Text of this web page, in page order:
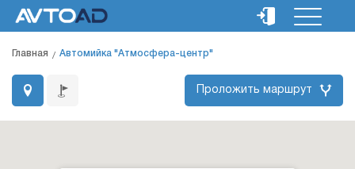
Главная Автомийка "Атмосфера-центр"
Проложить маршрут